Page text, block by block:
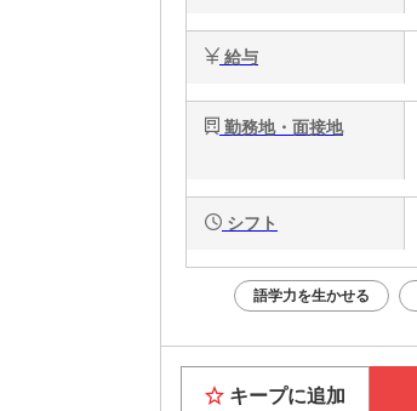
給与
勤務地・面接地
シフト
語学力を生かせる
キープに追加